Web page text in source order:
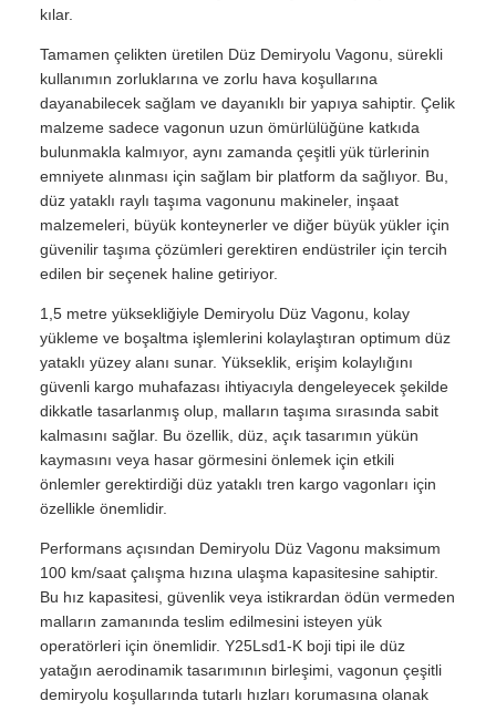
kılar.
Tamamen çelikten üretilen Düz Demiryolu Vagonu, sürekli
kullanımın zorluklarına ve zorlu hava koşullarına
dayanabilecek sağlam ve dayanıklı bir yapıya sahiptir. Çelik
malzeme sadece vagonun uzun ömürlülüğüne katkıda
bulunmakla kalmıyor, aynı zamanda çeşitli yük türlerinin
emniyete alınması için sağlam bir platform da sağlıyor. Bu,
düz yataklı raylı taşıma vagonunu makineler, inşaat
malzemeleri, büyük konteynerler ve diğer büyük yükler için
güvenilir taşıma çözümleri gerektiren endüstriler için tercih
edilen bir seçenek haline getiriyor.
1,5 metre yüksekliğiyle Demiryolu Düz Vagonu, kolay
yükleme ve boşaltma işlemlerini kolaylaştıran optimum düz
yataklı yüzey alanı sunar. Yükseklik, erişim kolaylığını
güvenli kargo muhafazası ihtiyacıyla dengeleyecek şekilde
dikkatle tasarlanmış olup, malların taşıma sırasında sabit
kalmasını sağlar. Bu özellik, düz, açık tasarımın yükün
kaymasını veya hasar görmesini önlemek için etkili
önlemler gerektirdiği düz yataklı tren kargo vagonları için
özellikle önemlidir.
Performans açısından Demiryolu Düz Vagonu maksimum
100 km/saat çalışma hızına ulaşma kapasitesine sahiptir.
Bu hız kapasitesi, güvenlik veya istikrardan ödün vermeden
malların zamanında teslim edilmesini isteyen yük
operatörleri için önemlidir. Y25Lsd1-K boji tipi ile düz
yatağın aerodinamik tasarımının birleşimi, vagonun çeşitli
demiryolu koşullarında tutarlı hızları korumasına olanak